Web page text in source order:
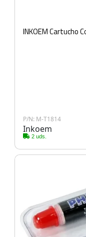
INKOEM Cartucho
P/N: M-T1814
Inkoem
2 uds.